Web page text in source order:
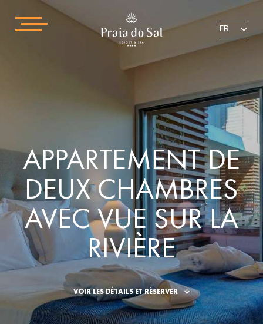
FR
APPARTEMENT DE
DEUX CHAMBRES
AVEC VUE SUR LA
RIVIÈRE
VOIR LES DÉTAILS ET RÉSERVER